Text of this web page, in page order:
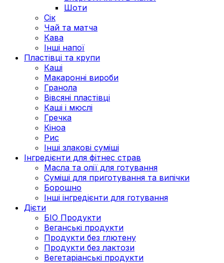
Шоти
Сік
Чай та матча
Кава
Інші напої
Пластівці та крупи
Каші
Макаронні вироби
Гранола
Вівсяні пластівці
Каші і мюслі
Гречка
Кіноа
Рис
Інші злакові суміші
Інгредієнти для фітнес страв
Масла та олії для готування
Суміші для приготування та випічки
Борошно
Інші інгредієнти для готування
Дієти
БІО Продукти
Веганські продукти
Продукти без глютену
Продукти без лактози
Вегетаріанські продукти